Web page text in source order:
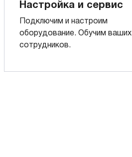
Настройка и сервис
Подключим и настроим
оборудование. Обучим ваших
сотрудников.